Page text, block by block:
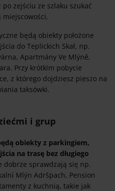
zejściu ze szlaku szukać
będą obiekty położone
do Teplickich Skał, np.
Apartmány Ve Mlýně,
Przy krótkim pobycie
z którego dojdziesz pieszo na
taksówki.
i grup
obiekty z parkingiem,
na trasę bez długiego
dobrze sprawdzają się np.
Mlýn Adršpach, Pension
z kuchnią, takie jak